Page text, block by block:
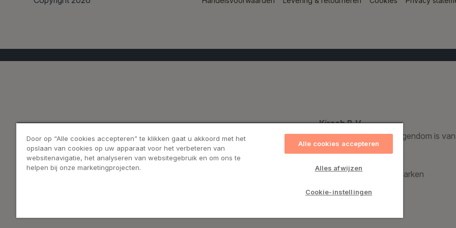
Kirsch B.V.
Een geregistreerd handelsmerk dat voor 100% eigendom is
Bronzevej 8, 8940 Randers SV, Denemarken
Door op “Alle cookies accepteren” te klikken gaat u akkoord met het
opslaan van cookies op uw apparaat voor het verbeteren van
websitenavigatie, het analyseren van websitegebruik en om ons te
helpen bij onze marketingprojecten.
Alle cookies accepteren
Alles afwijzen
Cookie-instellingen